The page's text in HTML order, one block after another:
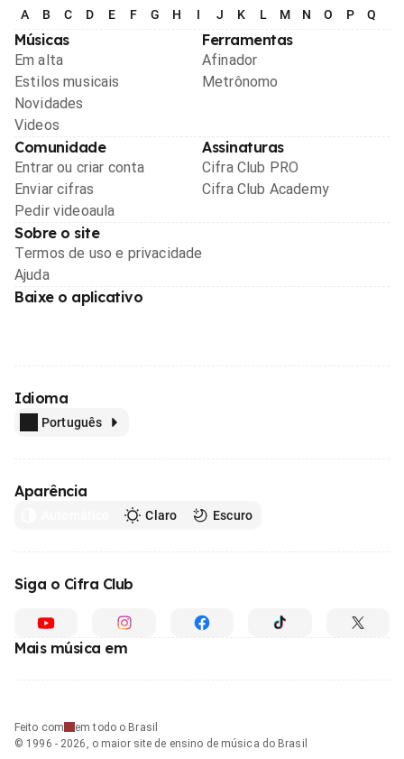
A B C D E F G H I J K L M N O P Q
Músicas
Em alta
Estilos musicais
Novidades
Videos
Ferramentas
Afinador
Metrônomo
Comunidade
Entrar ou criar conta
Enviar cifras
Pedir videoaula
Assinaturas
Cifra Club PRO
Cifra Club Academy
Sobre o site
Termos de uso e privacidade
Ajuda
Baixe o aplicativo
Idioma
Português
Aparência
Claro Escuro
Siga o Cifra Club
Mais música em
Feito com
em todo o Brasil
© 1996 - 2026, o maior site de ensino de música do Brasil